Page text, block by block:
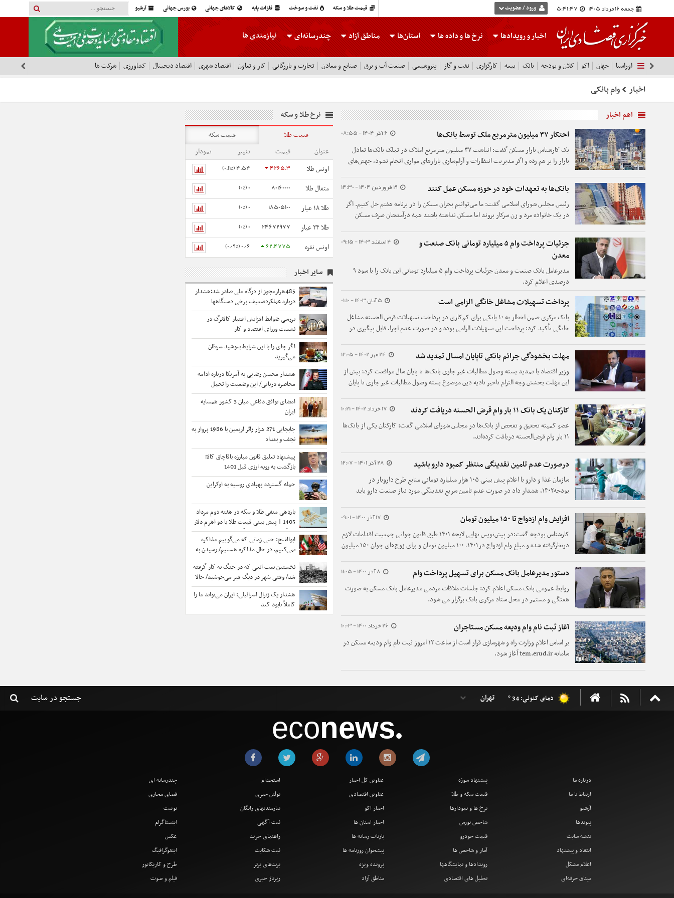
قیمت طلا و سکه نفت و سوخت فلزات پایه کالاهای جهانی بورس جهانی آرشیو جمعه 16 مرداد 1405 5:41:47 ورود / عضویت
اخبار و رویدادها نرخ هاو داده ها استان‌ها مناطق آزاد چندرسانه‌ای نیازمندی ها
اوراسیا جهان اکو کلان و بودجه بانک بیمه کارگزاری نفت و گاز پتروشیمی صنعت آب و برق صنایع و معادن تجارت و بازرگانی کار و تعاون اقتصاد شهری اقتصاد دیجیتال کشاورزی شرکت ها
اخبار وام بانکی
اهم اخبار
6 آذر 1404 - 08:55 احتکار ۳۷ میلیون مترمربع ملک توسط بانک‌ها
یک کارشناس بازار مسکن گفت: انباشت ۳۷ میلیون مترمربع املاک در تملک بانک‌ها تعادل
بازار را بر هم زده و اگر مدیریت انتظارات و آرام‌سازی بازارهای موازی انجام نشود، جهش‌های
19 فروردین 1404 - 14:30 بانک‌ها به تعهدات خود در حوزه مسکن عمل کنند
رئیس مجلس شورای اسلامی گفت: ما می‌توانیم بحران مسکن را در برنامه هفتم حل کنیم. اگر
در یک خانواده مرد و زن سرکار بروند اما مسکن نداشته باشند همه درآمدشان صرف مسکن
4 اسفند 1403 - 09:15
جزئیات پرداخت وام ۵ میلیارد تومانی بانک صنعت و
معدن
مدیرعامل بانک صنعت و معدن جزئیات پرداخت وام ۵ میلیارد تومانی این بانک را با سود ۹
درصدی اعلام کرد.
5 آبان 1403 - 01:10 پرداخت تسهیلات مشاغل خانگی الزامی است
بانک مرکزی ضمن اخطار به ۱۰ بانکی برای کم‌کاری در پرداخت تسهیلات قرض الحسنه مشاغل
خانگی تأکید کرد: پرداخت این تسهیلات الزامی بوده و در صورت عدم اجرا، قابل پیگیری در
24 مهر 1402 - 12:05 مهلت بخشودگی جرائم بانکی تاپایان امسال تمدید شد
وزیر اقتصاد با تمدید بسته وصول مطالبات غیر جاری بانک‌ها تا پایان سال موافقت کرد؛ پیش از
این مهلت بخشش وجه التزام تاخیر تادیه دین موضوع بسته وصول مطالبات غیر جاری تا پایان
17 خرداد 1402 - 10:21 کارکنان یک بانک ۱۱ بار وام قرض الحسنه دریافت کردند
عضو کمیته تحقیق و تفحص از بانک‌ها در مجلس شورای اسلامی گفت: کارکنان یکی از بانک‌ها
۱۱ بار وام قرض‌الحسنه دریافت کرده‌اند.
28 آذر 1401 - 12:07 درصورت عدم تامین نقدینگی منتظر کمبود دارو باشید
سازمان غذا و دارو با اعلام پیش بینی ۱۰۵ هزار میلیارد تومانی منابع طرح دارویار در
بودجه۱۴۰۲، هشدار داد در صورت عدم تامین سریع نقدینگی مورد نیاز صنعت دارو باید
17 آذر 1400 - 09:01 افزایش وام ازدواج تا ۱۵۰ میلیون تومان
کارشناس بودجه گفت:در پیش‌نویس نهایی لایحه ۱۴۰۱ طبق قانون جوانی جمعیت اقدامات لازم
درنظرگرفته شده و مبلغ وام ازدواج در۱۴۰۱، ۱۰۰ میلیون تومان و برای زوج‌های جوان ۱۵۰ میلیون
8 آذر 1400 - 11:05 دستور مدیرعامل بانک مسکن برای تسهیل پرداخت وام
روابط عمومی بانک مسکن اعلام کرد: جلسات ملاقات مردمی مدیرعامل بانک مسکن به صورت
هفتگی و مستمر در محل ستاد مرکزی بانک برگزار می شود.
26 خرداد 1400 - 10:03 آغاز ثبت نام وام ودیعه مسکن مستاجران
بر اساس اعلام وزارت راه و شهرسازی قرار است از ساعت ۱۲ امروز ثبت نام وام ودیعه مسکن در
سامانه tem.erud.ir آغاز شود.
نرخ طلا و سکه
قیمت طلا
قیمت سکه
عنوان
قیمت تغییر
نمودار
اونس طلا
4265.3
4.54 (0.11%)
مثقال طلا 80160000
0 (0%)
طلا ۱۸ عیار 18505100
0 (0%)
طلا ۲۴ عیار 24672977
0 (0%)
اونس نقره 62.4775
0.06 (0.09%)
سایر اخبار
485هزارمجوز از درگاه ملی صادر شد؛هشدار
درباره عملکردضعیف برخی دستگاهها
بررسی ضوابط افزایش اعتبار کالابرگ در
نشست وزرای اقتصاد و کار
اگر چای را با این شرایط بنوشید سرطان
می‌گیرید
هشدار محسن رضایی به آمریکا درباره ادامه
محاصره دریایی/ این وضعیت را تحمل
نخواهیم کرد/ با تلفات جدی روبرو خواهید
شد
امضای توافق دفاعی میان 3 کشور همسایه
ایران
جابجایی 271 هزار زائر اربعین با 1986 پرواز به
نجف و بغداد
پیشنهاد تعلیق قانون مبارزه باقاچاق کالا؛
بازگشت به رویه ارزی قبل 1401
حمله گسترده پهپادی روسیه به اوکراین
بازدهی منفی طلا و سکه در هفته دوم مرداد
1405 | پیش بینی قیمت طلا با دو اهرم دلار
و تنگه هرمز | شرط بازگشت خریداران به بازار
ابوالفتح: حتی زمانی که می‌گوییم مذاکره
نمی‌کنیم، در حال مذاکره هستیم/ رسیدن به
توافق نهایی شبیه معجزه است
نخستین بمب اتمی که در جنگ به کار گرفته
شد/ وقتی شهر در دیگ قیر می‌جوشید/ حالا
بمب زنده است... و چه حس عجیبی دارد که
پشت سر تو باشد
هشدار یک ژنرال اسرائیلی: ایران می‌تواند ما را
کاملاً نابود کند
دمای کنونی: 34 °
econews●
درباره ما
ارتباط با ما
آرشیو
پیوندها
نقشه سایت
انتقاد و پیشنهاد
اعلام مشکل
میثاق حرفه‌ای
پیشنهاد سوژه
قیمت سکه و طلا
نرخ ها و نمودارها
شاخص بورس
قیمت خودرو
آمار و شاخص ها
رویدادها و نمایشگاهها
تحلیل های اقتصادی
عناوین کل اخبار
عناوین اقتصادی
اخبار اکو
اخبار استان ها
بازتاب رسانه ها
پیشخوان روزنامه ها
پرونده ویژه
مناطق آزاد
استخدام
بولتن خبری
نیازمندیهای رایگان
ثبت آگهی
راهنمای خرید
ثبت شکایت
برندهای برتر
رپرتاژ خبری
چندرسانه ای
فضای مجازی
توییت
اینستاگرام
عکس
اینفوگرافیگ
طرح و کاریکاتور
فیلم و صوت